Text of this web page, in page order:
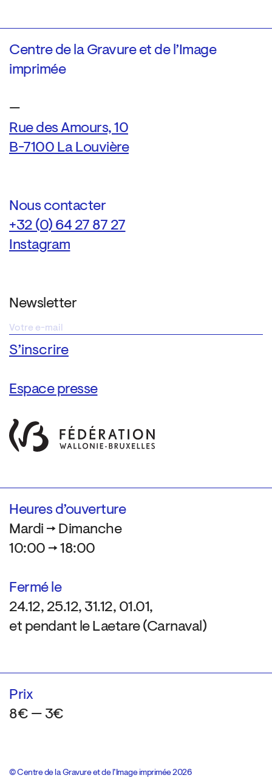
Centre de la Gravure et de l’Image
imprimée
—
Rue des Amours, 10
B-7100 La Louvière
Nous contacter
+32 (0) 64 27 87 27
Instagram
Newsletter
Espace presse
Heures d’ouverture
Mardi → Dimanche
10:00 → 18:00
Fermé le
24.12, 25.12, 31.12, 01.01,
et pendant le Laetare (Carnaval)
Prix
8€ — 3€
© Centre de la Gravure et de l’Image imprimée 2026